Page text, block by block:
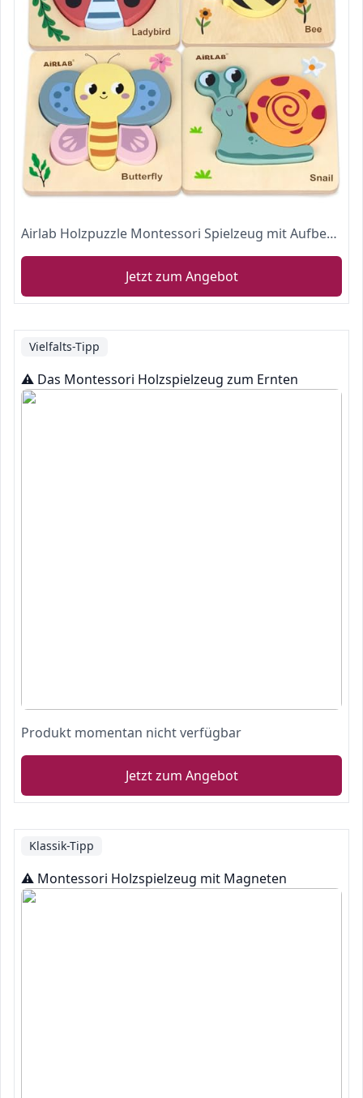
Airlab Holzpuzzle Montessori Spielzeug mit Aufbewahrungstasche I Holzspielzeug Puzzle ab 2 Jahre I 4 Stück Steckpuzzle Geschenk für Baby und Kleinkind
Jetzt zum Angebot
Vielfalts-Tipp
⚠️ Das Montessori Holzspielzeug zum Ernten
Produkt momentan nicht verfügbar
Jetzt zum Angebot
Klassik-Tipp
⚠️ Montessori Holzspielzeug mit Magneten